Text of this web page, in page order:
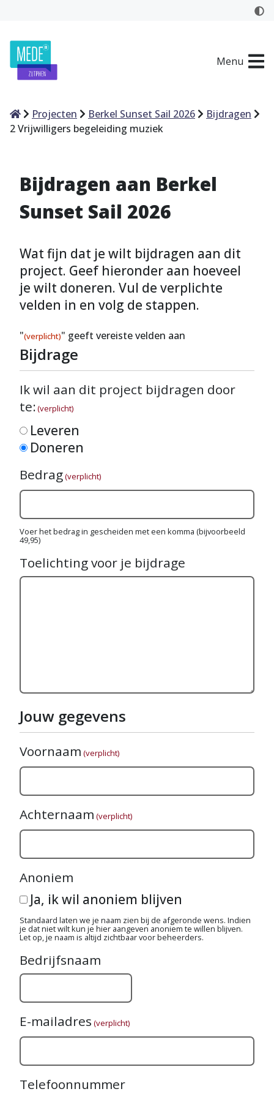
Menu
HomeProjecten Berkel Sunset Sail 2026
Bijdragen
2 Vrijwilligers begeleiding muziek
Bijdragen aan Berkel
Sunset Sail 2026
Wat fijn dat je wilt bijdragen aan dit
project. Geef hieronder aan hoeveel
je wilt doneren. Vul de verplichte
velden in en volg de stappen.
"(verplicht)" geeft vereiste velden aan
Bijdrage
Ik wil aan dit project bijdragen door
te:(verplicht)
Leveren
Doneren
Bedrag(verplicht)
Voer het bedrag in gescheiden met een komma (bijvoorbeeld
49,95)
Toelichting voor je bijdrage
Jouw gegevens
Voornaam (verplicht)
Achternaam (verplicht)
Anoniem
Ja, ik wil anoniem blijven
Standaard laten we je naam zien bij de afgeronde wens. Indien
je dat niet wilt kun je hier aangeven anoniem te willen blijven.
Let op, je naam is altijd zichtbaar voor beheerders.
Bedrijfsnaam
E-mailadres (verplicht)
Telefoonnummer